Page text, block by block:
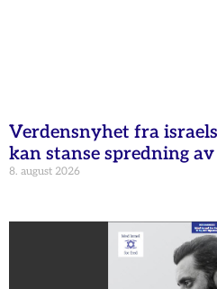
Verdensnyhet fra
kan stanse spredning
8. august 2026